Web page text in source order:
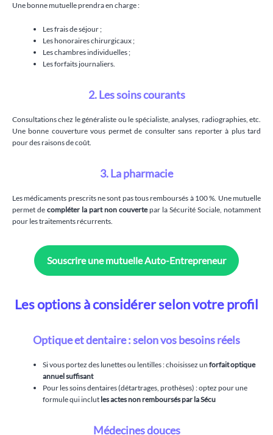
Une bonne mutuelle prendra en charge :
Les frais de séjour ;
Les honoraires chirurgicaux ;
Les chambres individuelles ;
Les forfaits journaliers.
2. Les soins courants
Consultations chez le généraliste ou le spécialiste, analyses, radiographies, etc.
Une bonne couverture vous permet de consulter sans reporter à plus tard
pour des raisons de coût.
3. La pharmacie
Les médicaments prescrits ne sont pas tous remboursés à 100 %. Une mutuelle
permet de compléter la part non couvertepar la Sécurité Sociale, notamment
pour les traitements récurrents.
Souscrire une mutuelle Auto-Entrepreneur
Les options à considérer selon votre profil
Optique et dentaire : selon vos besoins réels
Si vous portez des lunettes ou lentilles : choisissez un forfait optique
annuel suffisant
Pour les soins dentaires (détartrages, prothèses) : optez pour une
formule qui inclut les actes non remboursés par la Sécu
Médecines douces